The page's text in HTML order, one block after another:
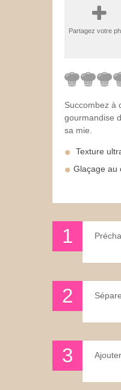
Partagez votre
Succombez à
gourmandise
sa mie.
Texture
Glaçage au